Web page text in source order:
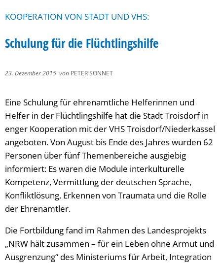
KOOPERATION VON STADT UND VHS:
Schulung für die Flüchtlingshilfe
23. Dezember 2015 von PETER SONNET
Eine Schulung für ehrenamtliche Helferinnen und
Helfer in der Flüchtlingshilfe hat die Stadt Troisdorf in
enger Kooperation mit der VHS Troisdorf/Niederkassel
angeboten. Von August bis Ende des Jahres wurden 62
Personen über fünf Themenbereiche ausgiebig
informiert: Es waren die Module interkulturelle
Kompetenz, Vermittlung der deutschen Sprache,
Konfliktlösung, Erkennen von Traumata und die Rolle
der Ehrenamtler.
Die Fortbildung fand im Rahmen des Landesprojekts
„NRW hält zusammen – für ein Leben ohne Armut und
Ausgrenzung“ des Ministeriums für Arbeit, Integration